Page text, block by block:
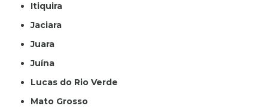
Itiquira
Jaciara
Juara
Juína
Lucas do Rio Verde
Mato Grosso